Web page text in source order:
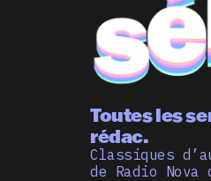
Toutes les
rédac.
Classiques
de Radio